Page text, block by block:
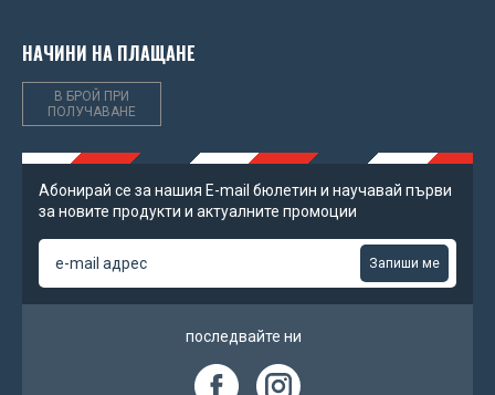
НАЧИНИ НА ПЛАЩАНЕ
В БРОЙ ПРИ
ПОЛУЧАВАНЕ
Абонирай се за нашия Е-mail бюлетин и научавай първи
за новите продукти и актуалните промоции
Запиши ме
последвайте ни